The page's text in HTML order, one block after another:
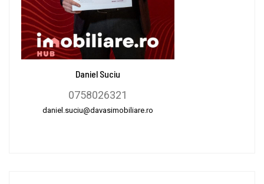
Daniel Suciu
0758026321
daniel.suciu@davasimobiliare.ro